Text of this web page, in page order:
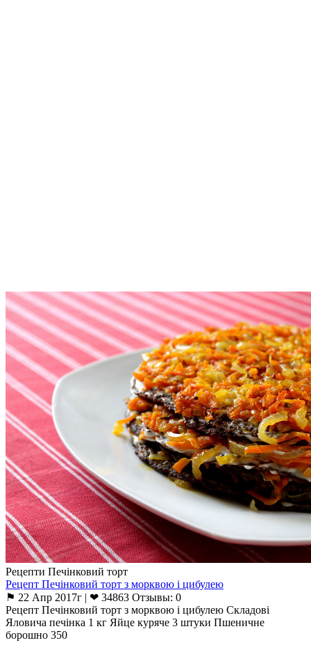
Рецепти Печінковий торт
Рецепт Печінковий торт з морквою і цибулею
⚑ 22 Апр 2017г | ❤ 34863 Отзывы: 0
Рецепт Печінковий торт з морквою і цибулею Складові
Яловича печінка 1 кг Яйце куряче 3 штуки Пшеничне
борошно 350